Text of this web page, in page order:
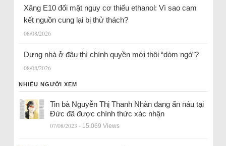
Xăng E10 đối mặt nguy cơ thiếu ethanol: Vì sao cam
kết nguồn cung lại bị thử thách?
08/08/2026
Dựng nhà ở đâu thì chính quyền mới thôi “dòm ngó”?
08/08/2026
NHIỀU NGƯỜI XEM
Tin bà Nguyễn Thị Thanh Nhàn đang ẩn náu tại
Đức đã được chính thức xác nhận
07/08/2023 - 15.069 Views